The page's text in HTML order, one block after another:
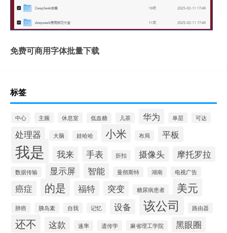
免费可商用字体批量下载
标签
中心 主频 休息室 低血糖 儿茶 华为 单层 可达
处理器 大脑 娃哈哈 小米 布局 平板
我是 我来 手表 折扣 摄像头 摩托罗拉
数据传输 显示屏 智能 曼彻斯特 湖南 电视广告
癌症 的是 福特 突变 糖尿病患者 美元
肺癌 胰岛素 自我 记忆 设备 该公司 路由器
还不 这款 速率 遗传学 麻省理工学院 黑眼圈